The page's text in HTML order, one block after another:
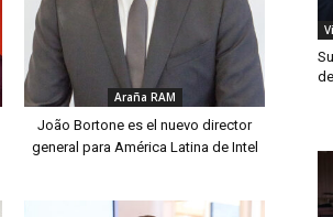
Araña RAM
João Bortone es el nuevo director
general para América Latina de Intel